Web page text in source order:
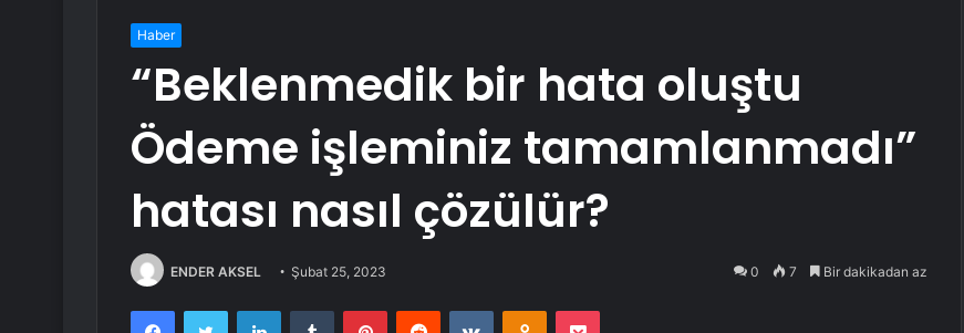
Haber
“Beklenmedik bir hata oluştu
Ödeme işleminiz tamamlanmadı”
hatası nasıl çözülür?
ENDER AKSEL Şubat 25, 2023 0 7 Bir dakikadan az
FacebookTwitter LinkedInTumblr PinterestReddit VKontakteOdnoklassniki
Pocket